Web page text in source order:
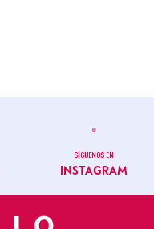
SÍGUENOS EN
INSTAGRAM